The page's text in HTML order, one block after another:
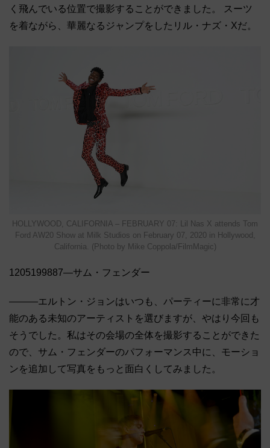
く飛んでいる位置で撮影することができました。 スーツ
を着ながら、華麗なるジャンプをしたリル・ナズ・Xだ。
HOLLYWOOD, CALIFORNIA – FEBRUARY 07: Lil Nas X attends Tom
Ford AW20 Show at Milk Studios on February 07, 2020 in Hollywood,
California. (Photo by Mike Coppola/FilmMagic)
1205199887―サム・フェンダー
―――エルトン・ジョンはいつも、パーティーに非常に才
能のある未知のアーティストを選びますが、やはり今回も
そうでした。私はその会場の全体を撮影することができた
ので、サム・フェンダーのパフォーマンス中に、モーショ
ンを追加して写真をもっと面白くしてみました。